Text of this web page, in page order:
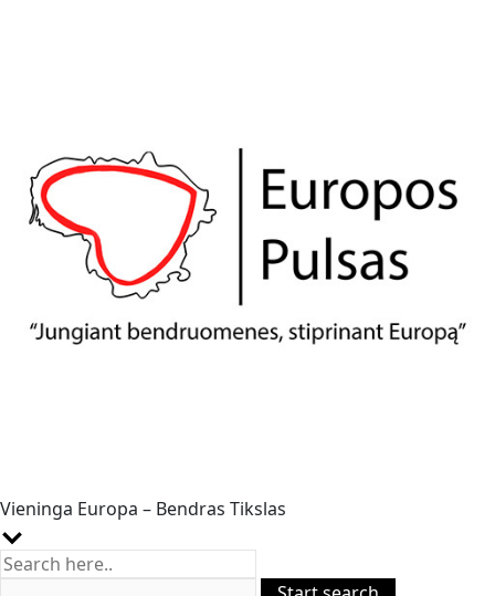
Vieninga Europa – Bendras Tikslas